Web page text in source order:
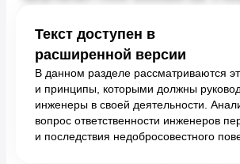
Текст доступен в
расширенной версии
В данном разделе рассматриваются
и принципы, которыми должны
инженеры в своей деятельности.
вопрос ответственности инженеров
и последствия недобросовестного